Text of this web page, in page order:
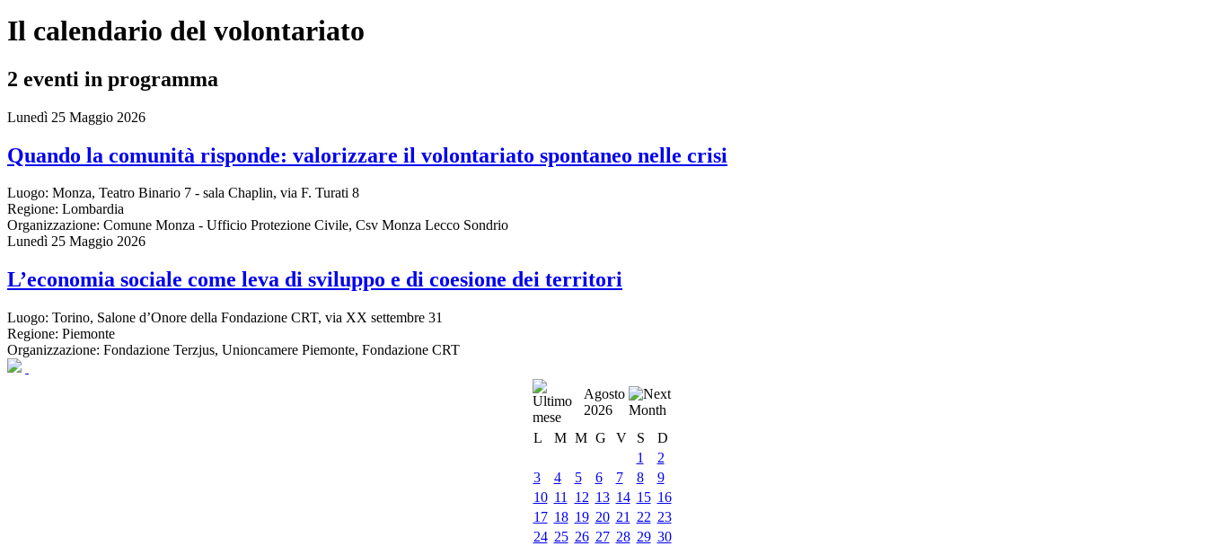
Il calendario del volontariato
2 eventi in programma
Lunedì 25 Maggio 2026
Quando la comunità risponde: valorizzare il volontariato spontaneo nelle crisi
Luogo: Monza, Teatro Binario 7 - sala Chaplin, via F. Turati 8
Regione: Lombardia
Organizzazione: Comune Monza - Ufficio Protezione Civile, Csv Monza Lecco Sondrio
Lunedì 25 Maggio 2026
L’economia sociale come leva di sviluppo e di coesione dei territori
Luogo: Torino, Salone d’Onore della Fondazione CRT, via XX settembre 31
Regione: Piemonte
Organizzazione: Fondazione Terzjus, Unioncamere Piemonte, Fondazione CRT
Agosto
2026
L
M M G V S
D
1
2
3
4 5 6 7 8
9
10 11 12 13 14 15 16
17 18 19 20 21 22 23
24 25 26 27 28 29 30